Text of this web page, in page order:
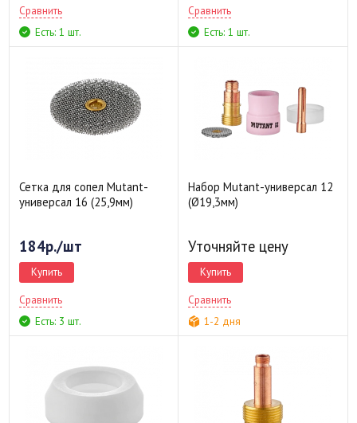
Сравнить
Есть: 1 шт.
Сравнить
Есть: 1 шт.
Сетка для сопел Mutant-
универсал 16 (25,9мм)
184р./шт
Купить
Сравнить
Есть: 3 шт.
Набор Mutant-универсал 12
(Ø19,3мм)
Уточняйте цену
Купить
Сравнить
1-2 дня